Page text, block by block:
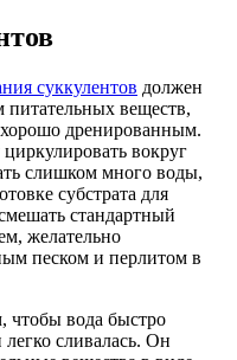
суккулентов должен
веществ,
дренированным.
вокруг
слишком много воды,
субстрата для
стандартный
желательно
песком и перлитом в
чтобы вода быстро
сливалась. Он